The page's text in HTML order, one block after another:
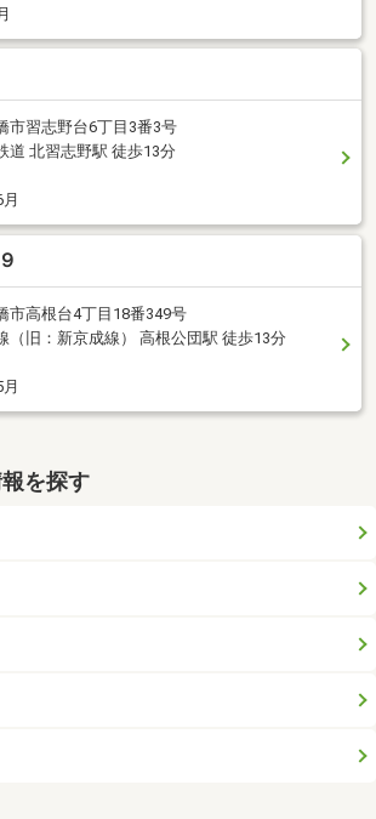
市習志野台6丁目3番3号
道 北習志野駅 徒歩13分
市高根台4丁目18番349号
（旧：新京成線） 高根公団駅 徒歩13分
を探す